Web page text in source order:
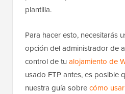
plantilla.
Para hacer esto, necesitarás
opción del administrador de
control de tu alojamiento de
usado FTP antes, es posible
nuestra guía sobrecómo